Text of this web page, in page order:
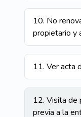
10. No
propietario y
11. Ver acta
12. Visita de
previa a la